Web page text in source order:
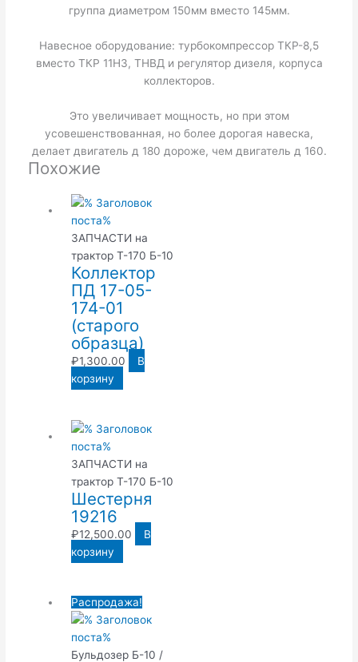
группа диаметром 150мм вместо 145мм.
Навесное оборудование: турбокомпрессор ТКР-8,5
вместо ТКР 11Н3, ТНВД и регулятор дизеля, корпуса
коллекторов.
Это увеличивает мощность, но при этом
усовешенствованная, но более дорогая навеска,
делает двигатель д 180 дороже, чем двигатель д 160.
Похожие
ЗАПЧАСТИ на
трактор Т-170 Б-10
Коллектор
ПД 17-05-
174-01
(старого
образца)
₽1,300.00
В
корзину
ЗАПЧАСТИ на
трактор Т-170 Б-10
Шестерня
19216
₽12,500.00
В
корзину
Распродажа!
Бульдозер Б-10 /